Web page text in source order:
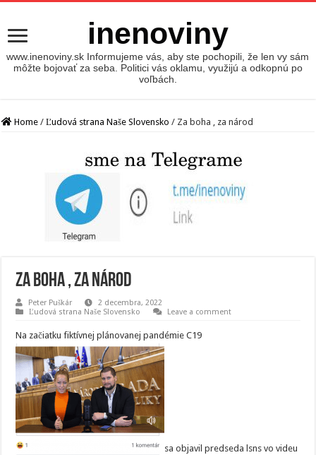
inenoviny
www.inenoviny.sk Informujeme vás, aby ste pochopili, že len vy sám
môžte bojovať za seba. Politici vás oklamu, využijú a odkopnú po
voľbách.
Home / Ľudová strana Naše Slovensko / Za boha , za národ
Za boha , za národ
Peter Puškár
2 decembra, 2022
Ľudová strana Naše Slovensko
Leave a comment
Na začiatku fiktívnej plánovanej pandémie C19
sa objavil predseda lsns vo videu